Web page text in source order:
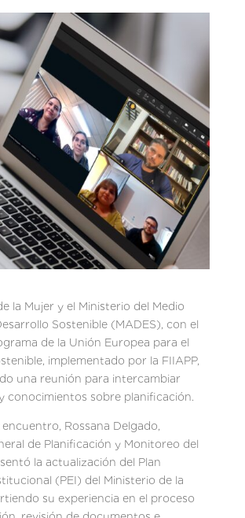
la Mujer y el Ministerio del Medio
Sostenible (MADES), con el
de la Unión Europea para el
implementado por la FIIAPP,
una reunión para intercambiar
conocimientos sobre planificación.
Rossana Delgado,
de Planificación y Monitoreo del
la actualización del Plan
(PEI) del Ministerio de la
su experiencia en el proceso